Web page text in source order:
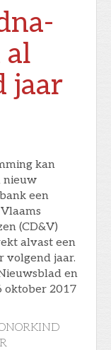
al
jaar
kan
nieuw
een
(CD&V)
alvast een
volgend jaar.
en
oktober 2017